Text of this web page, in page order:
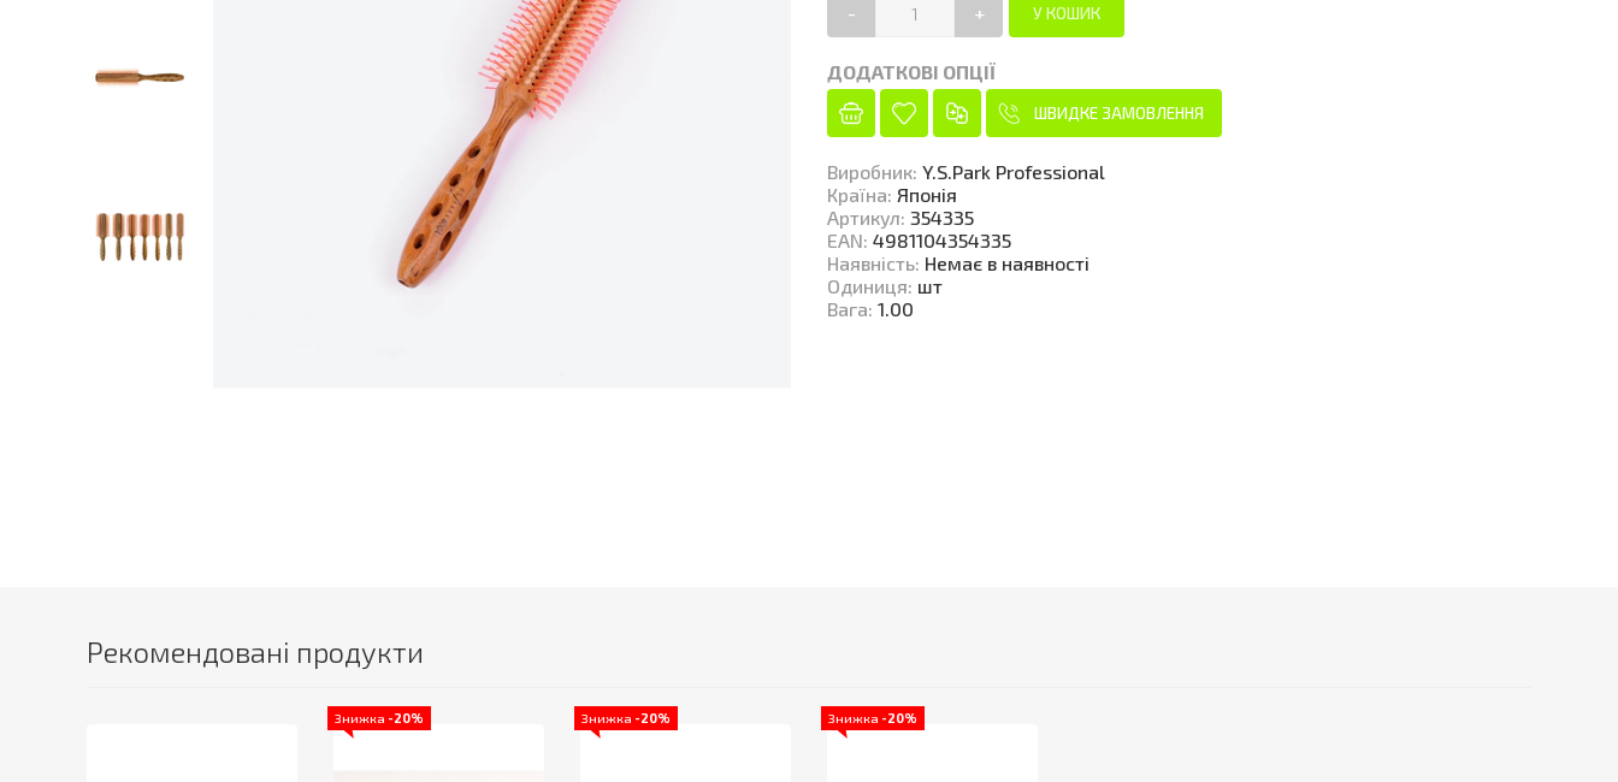
- +
ДОДАТКОВІ ОПЦІЇ
ШВИДКЕ ЗАМОВЛЕННЯ
Виробник: Y.S.Park Professional
Країна: Японія
Артикул: 354335
EAN: 4981104354335
Наявність: Немає в наявності
Одиниця: шт
Вага: 1.00
Рекомендовані продукти
Знижка -20% Знижка -20% Знижка -20%